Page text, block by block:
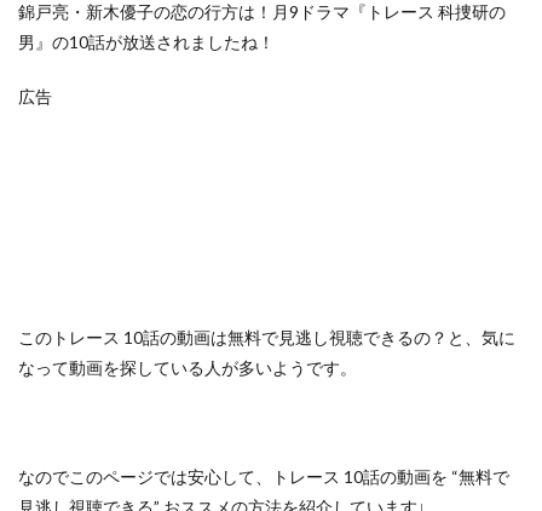
錦戸亮・新木優子の恋の行方は！月9ドラマ『トレース 科捜研の
男』の10話が放送されましたね！
広告
この トレース 10話の動画は無料で見逃し視聴できるの？ と、気に
なって動画を探している人が多いようです。
なのでこのページでは安心して、
トレース 10話の動画を “無料で
見逃し視聴できる” おススメの方法を紹介しています↓